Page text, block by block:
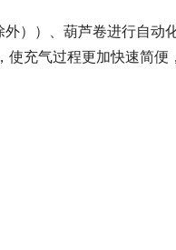
））、葫芦卷进行自动
充气过程更加快速简便